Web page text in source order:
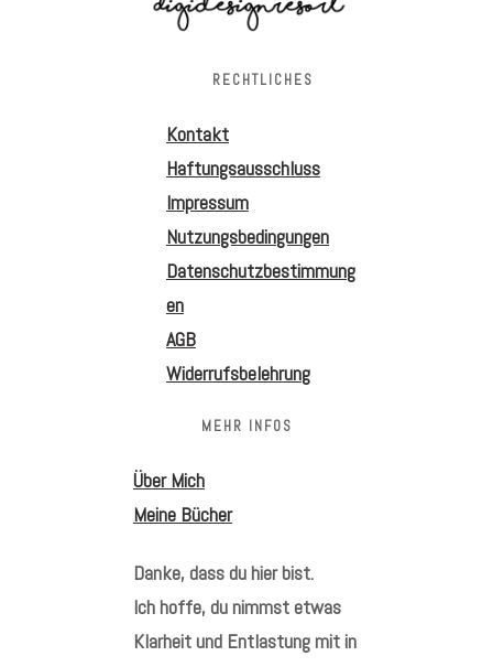
RECHTLICHES
Kontakt
Haftungsausschluss
Impressum
Nutzungsbedingungen
Datenschutzbestimmung
en
AGB
Widerrufsbelehrung
MEHR INFOS
Über Mich
Meine Bücher
Danke, dass du hier bist.
Ich hoffe, du nimmst etwas
Klarheit und Entlastung mit in